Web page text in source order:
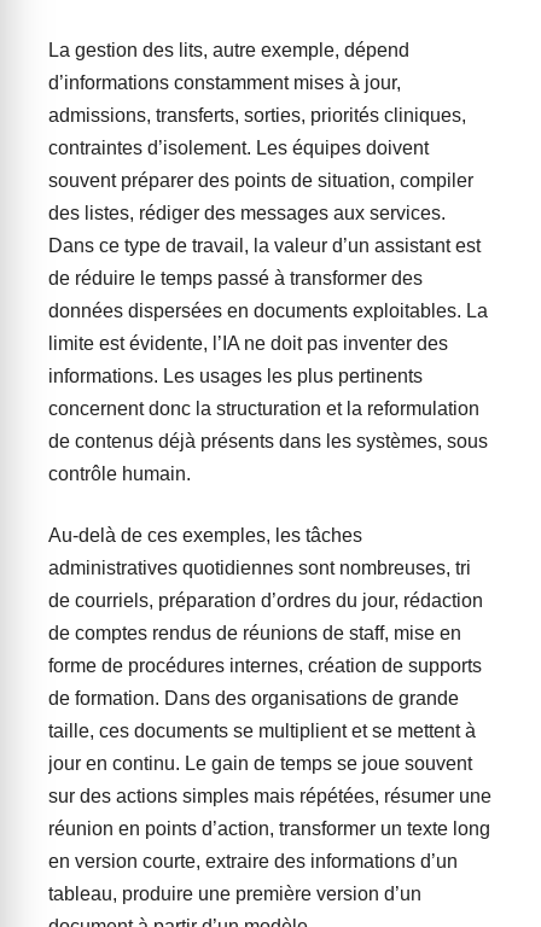
La gestion des lits, autre exemple, dépend
d’informations constamment mises à jour,
admissions, transferts, sorties, priorités cliniques,
contraintes d’isolement. Les équipes doivent
souvent préparer des points de situation, compiler
des listes, rédiger des messages aux services.
Dans ce type de travail, la valeur d’un assistant est
de réduire le temps passé à transformer des
données dispersées en documents exploitables. La
limite est évidente, l’IA ne doit pas inventer des
informations. Les usages les plus pertinents
concernent donc la structuration et la reformulation
de contenus déjà présents dans les systèmes, sous
contrôle humain.
Au-delà de ces exemples, les tâches
administratives quotidiennes sont nombreuses, tri
de courriels, préparation d’ordres du jour, rédaction
de comptes rendus de réunions de staff, mise en
forme de procédures internes, création de supports
de formation. Dans des organisations de grande
taille, ces documents se multiplient et se mettent à
jour en continu. Le gain de temps se joue souvent
sur des actions simples mais répétées, résumer une
réunion en points d’action, transformer un texte long
en version courte, extraire des informations d’un
tableau, produire une première version d’un